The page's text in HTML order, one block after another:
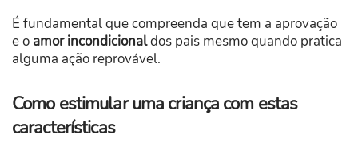
É fundamental que compreenda que tem a aprovação
e o amor incondicionaldos pais mesmo quando pratica
alguma ação reprovável.
Como estimular uma criança com estas
características